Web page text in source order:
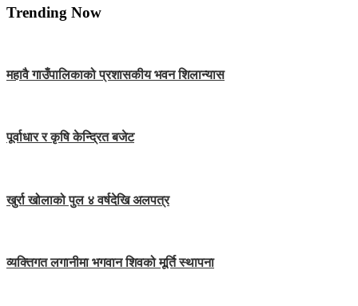
Trending Now
महावै गाउँपालिकाको प्रशासकीय भवन शिलान्यास
पूर्वाधार र कृषि केन्द्रित बजेट
खुर्रा खोलाको पुल ४ वर्षदेखि अलपत्र
व्यक्तिगत लगानीमा भगवान शिवको मूर्ति स्थापना